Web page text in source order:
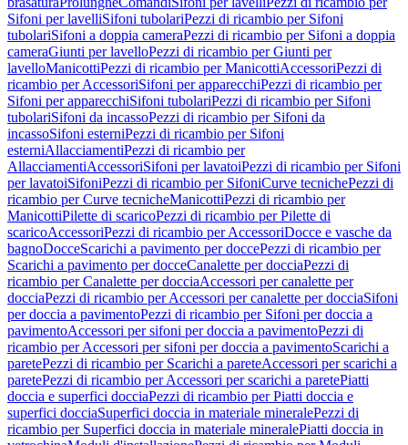
Sifoni per lavelliSifoni tubolariPezzi di ricambio per Sifoni
tubolariSifoni a doppia cameraPezzi di ricambio per Sifoni a doppia
cameraGiunti per lavelloPezzi di ricambio per Giunti per
lavelloManicottiPezzi di ricambio per ManicottiAccessoriPezzi di
ricambio per AccessoriSifoni per apparecchiPezzi di ricambio per
Sifoni per apparecchiSifoni tubolariPezzi di ricambio per Sifoni
tubolariSifoni da incassoPezzi di ricambio per Sifoni da
incassoSifoni esterniPezzi di ricambio per Sifoni
esterniAllacciamentiPezzi di ricambio per
AllacciamentiAccessoriSifoni per lavatoiPezzi di ricambio per Sifoni
per lavatoiSifoniPezzi di ricambio per SifoniCurve tecnichePezzi di
ricambio per Curve tecnicheManicottiPezzi di ricambio per
ManicottiPilette di scaricoPezzi di ricambio per Pilette di
scaricoAccessoriPezzi di ricambio per AccessoriDocce e vasche da
bagnoDocceScarichi a pavimento per doccePezzi di ricambio per
Scarichi a pavimento per docceCanalette per docciaPezzi di
ricambio per Canalette per docciaAccessori per canalette per
docciaPezzi di ricambio per Accessori per canalette per docciaSifoni
per doccia a pavimentoPezzi di ricambio per Sifoni per doccia a
pavimentoAccessori per sifoni per doccia a pavimentoPezzi di
ricambio per Accessori per sifoni per doccia a pavimentoScarichi a
paretePezzi di ricambio per Scarichi a pareteAccessori per scarichi a
paretePezzi di ricambio per Accessori per scarichi a paretePiatti
doccia e superfici docciaPezzi di ricambio per Piatti doccia e
superfici docciaSuperfici doccia in materiale mineralePezzi di
ricambio per Superfici doccia in materiale mineralePiatti doccia in